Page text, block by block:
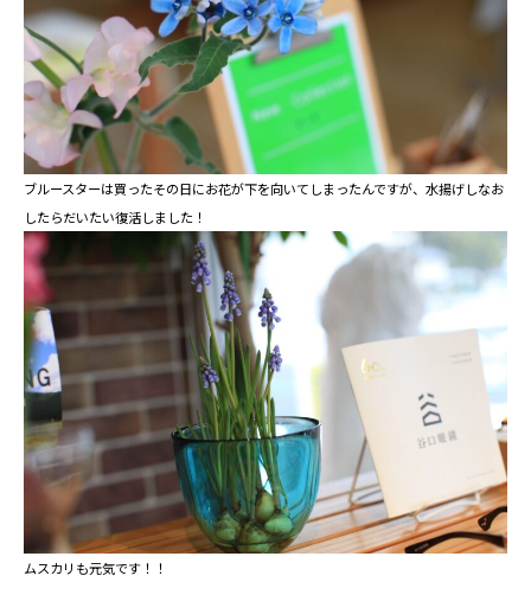
ブルースターは買ったその日にお花が下を向いてしまったんですが、水揚げしなお
したらだいたい復活しました！
ムスカリも元気です！！